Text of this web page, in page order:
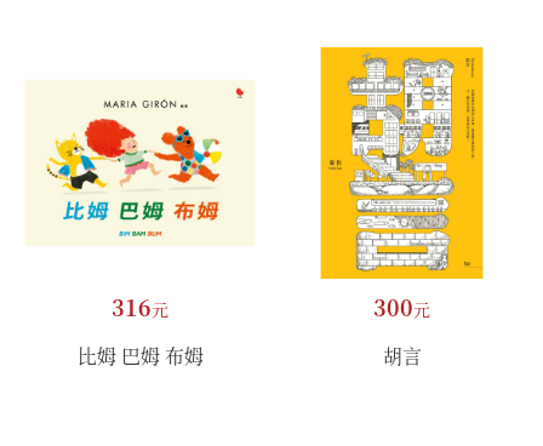
316元
比姆 巴姆 布姆
300元
胡言